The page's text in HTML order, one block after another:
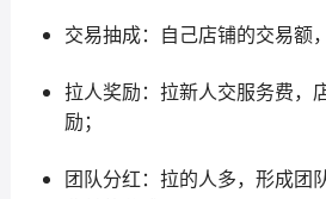
交易抽成：自己店铺的交易额
拉人奖励：拉新人交服务费，
励；
团队分红：拉的人多，形成团